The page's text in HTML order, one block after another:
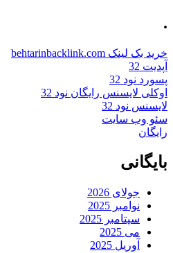
.
خرید بک لینک behtarinbacklink.com
آپدیت 32
پسورد نود 32
اوکلی لایسنس رایگان نود 32
لایسنس نود 32
سئو وب سایت
رایگان
بایگانی
جولای 2026
نوامبر 2025
سپتامبر 2025
می 2025
آوریل 2025